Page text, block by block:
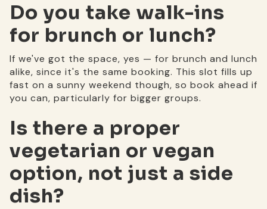
Do you take walk-ins
for brunch or lunch?
If we've got the space, yes — for brunch and lunch
alike, since it's the same booking. This slot fills up
fast on a sunny weekend though, so book ahead if
you can, particularly for bigger groups.
Is there a proper
vegetarian or vegan
option, not just a side
dish?